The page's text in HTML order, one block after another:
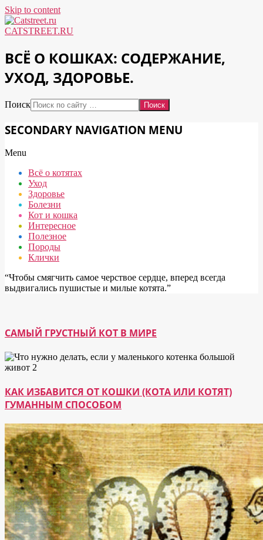
Skip to content
CATSTREET.RU
ВСЁ О КОШКАХ: СОДЕРЖАНИЕ,
УХОД, ЗДОРОВЬЕ.
Поиск
SECONDARY NAVIGATION MENU
Menu
Всё о котятах
Уход
Здоровье
Болезни
Кот и кошка
Интересное
Полезное
Породы
Клички
“Чтобы смягчить самое черствое сердце, вперед всегда
выдвигались пушистые и милые котята.”
САМЫЙ ГРУСТНЫЙ КОТ В МИРЕ
КАК ИЗБАВИТСЯ ОТ КОШКИ (КОТА ИЛИ КОТЯТ)
ГУМАННЫМ СПОСОБОМ